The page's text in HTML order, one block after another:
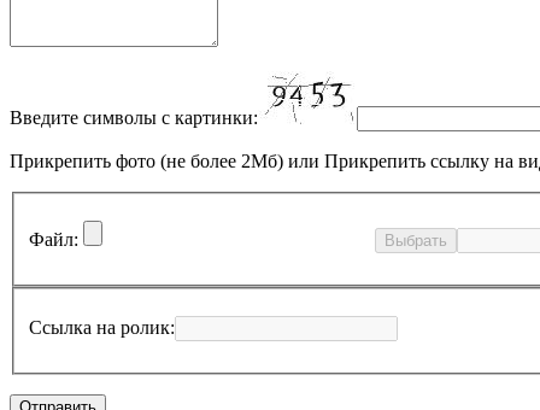
Введите символы с картинки:
Прикрепить фото (не более 2Мб) или Прикрепить ссылку на
Файл: Выбрать
Ссылка на ролик: